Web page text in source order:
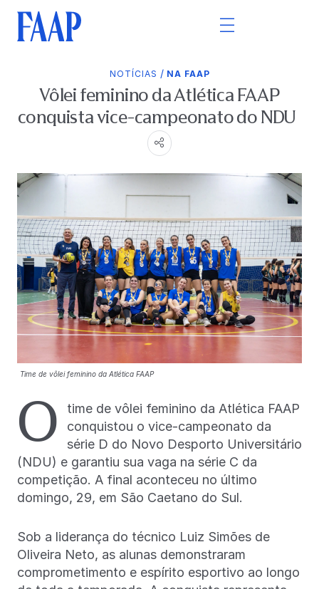
NOTÍCIAS / NA FAAP
Vôlei feminino da Atlética FAAP
conquista vice-campeonato do NDU
Time de vôlei feminino da Atlética FAAP
O
time de vôlei feminino da Atlética FAAP
conquistou o vice-campeonato da
série D do Novo Desporto Universitário
(NDU) e garantiu sua vaga na série C da
competição. A final aconteceu no último
domingo, 29, em São Caetano do Sul.
Sob a liderança do técnico Luiz Simões de
Oliveira Neto, as alunas demonstraram
comprometimento e espírito esportivo ao longo